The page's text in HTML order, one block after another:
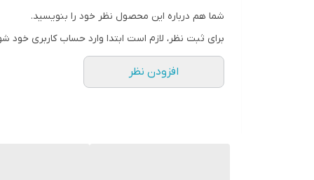
شما هم درباره این محصول نظر خود را بنویسید.
برای ثبت نظر، لازم است ابتدا وارد حساب کاربری خود
افزودن نظر